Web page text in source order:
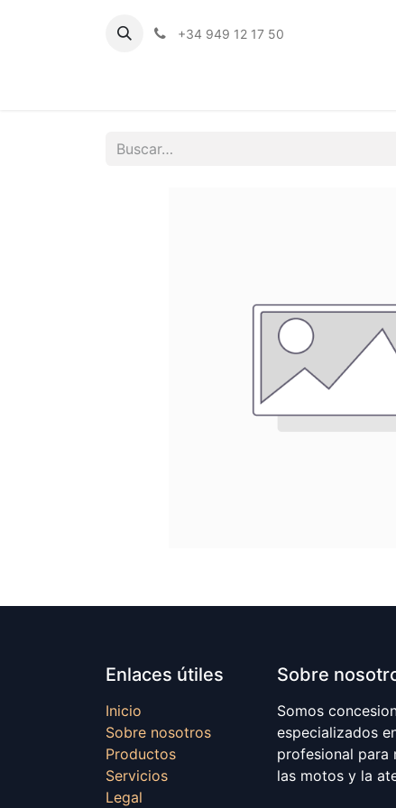
+34 949 12 17 50
Enlaces útiles
Inicio
Sobre nosotros
Productos
Servicios
Legal
Sobre
Somos
especializados
profesional para
las motos y la